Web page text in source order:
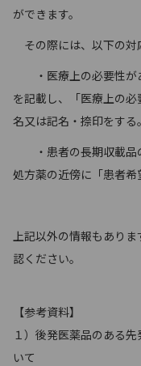
ができます。
その際には、以下の対
・医療上の必要性が
を記載し、「医療上の
名又は記名・捺印をする。
・患者の長期収載品
処方薬の近傍に「患者希
上記以外の情報もあり
認ください。
【参考資料】
１）後発医薬品のある
いて